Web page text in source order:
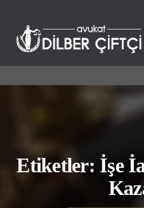
Etiketler: İşe